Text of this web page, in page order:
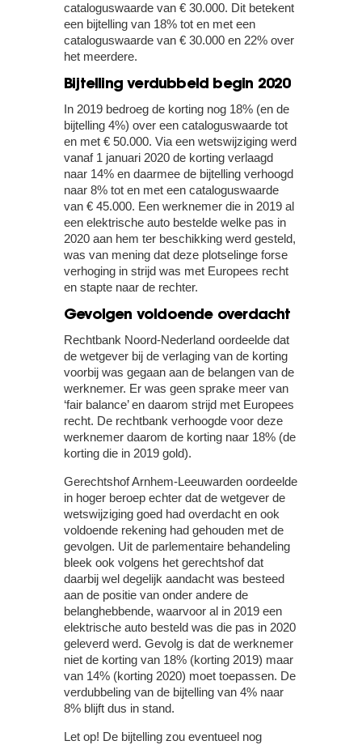
cataloguswaarde van € 30.000. Dit betekent
een bijtelling van 18% tot en met een
cataloguswaarde van € 30.000 en 22% over
het meerdere.
Bijtelling verdubbeld begin 2020
In 2019 bedroeg de korting nog 18% (en de
bijtelling 4%) over een cataloguswaarde tot
en met € 50.000. Via een wetswijziging werd
vanaf 1 januari 2020 de korting verlaagd
naar 14% en daarmee de bijtelling verhoogd
naar 8% tot en met een cataloguswaarde
van € 45.000. Een werknemer die in 2019 al
een elektrische auto bestelde welke pas in
2020 aan hem ter beschikking werd gesteld,
was van mening dat deze plotselinge forse
verhoging in strijd was met Europees recht
en stapte naar de rechter.
Gevolgen voldoende overdacht
Rechtbank Noord-Nederland oordeelde dat
de wetgever bij de verlaging van de korting
voorbij was gegaan aan de belangen van de
werknemer. Er was geen sprake meer van
‘fair balance’ en daarom strijd met Europees
recht. De rechtbank verhoogde voor deze
werknemer daarom de korting naar 18% (de
korting die in 2019 gold).
Gerechtshof Arnhem-Leeuwarden oordeelde
in hoger beroep echter dat de wetgever de
wetswijziging goed had overdacht en ook
voldoende rekening had gehouden met de
gevolgen. Uit de parlementaire behandeling
bleek ook volgens het gerechtshof dat
daarbij wel degelijk aandacht was besteed
aan de positie van onder andere de
belanghebbende, waarvoor al in 2019 een
elektrische auto besteld was die pas in 2020
geleverd werd. Gevolg is dat de werknemer
niet de korting van 18% (korting 2019) maar
van 14% (korting 2020) moet toepassen. De
verdubbeling van de bijtelling van 4% naar
8% blijft dus in stand.
Let op! De bijtelling zou eventueel nog